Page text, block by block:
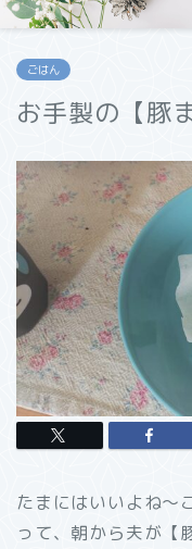
ごはん
お手製の【豚
たまにはいいよね～
って、朝から夫が【